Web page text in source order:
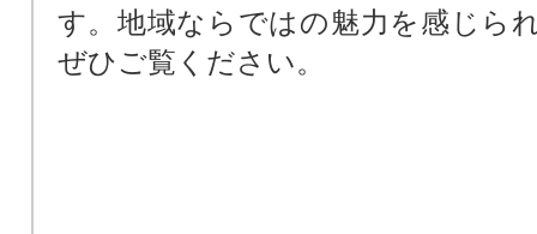
す。地域ならではの魅力を感じら
ぜひご覧ください。